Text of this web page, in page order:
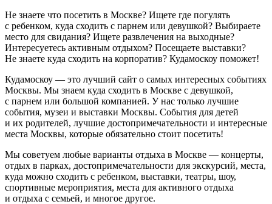
Не знаете что посетить в Москве? Ищете где погулять
с ребенком, куда сходить с парнем или девушкой? Выбираете
место для свидания? Ищете развлечения на выходные?
Интересуетесь активным отдыхом? Посещаете выставки?
Не знаете куда сходить на корпоратив? Кудамоскоу поможет!
Кудамоскоу — это лучший сайт о самых интересных событиях
Москвы. Мы знаем куда сходить в Москве с девушкой,
с парнем или большой компанией. У нас только лучшие
события, музеи и выставки Москвы. События для детей
и их родителей, лучшие достопримечательности и интересные
места Москвы, которые обязательно стоит посетить!
Мы советуем любые варианты отдыха в Москве — концерты,
отдых в парках, достопримечательности для экскурсий, места,
куда можно сходить с ребенком, выставки, театры, шоу,
спортивные мероприятия, места для активного отдыха
и отдыха с семьей, и многое другое.